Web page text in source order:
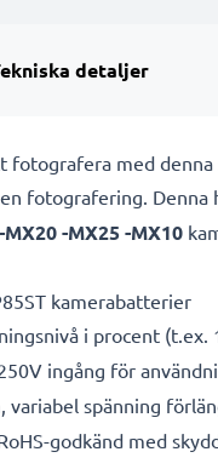
detaljer
med
fotografering. Denna
MX20 -MX25 -MX10
kamerabatterier
i procent
ingång för
variabel spänning
godkänd med